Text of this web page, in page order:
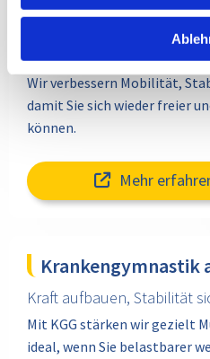
Physiotherapie /
Beweglichkeit
Wir verbessern Mobilität,
damit Sie sich wieder freier
können.
Mehr
Krankengymnastik
Kraft aufbauen, Stabilität
Mit KGG stärken wir gezielt
ideal, wenn Sie belastbarer